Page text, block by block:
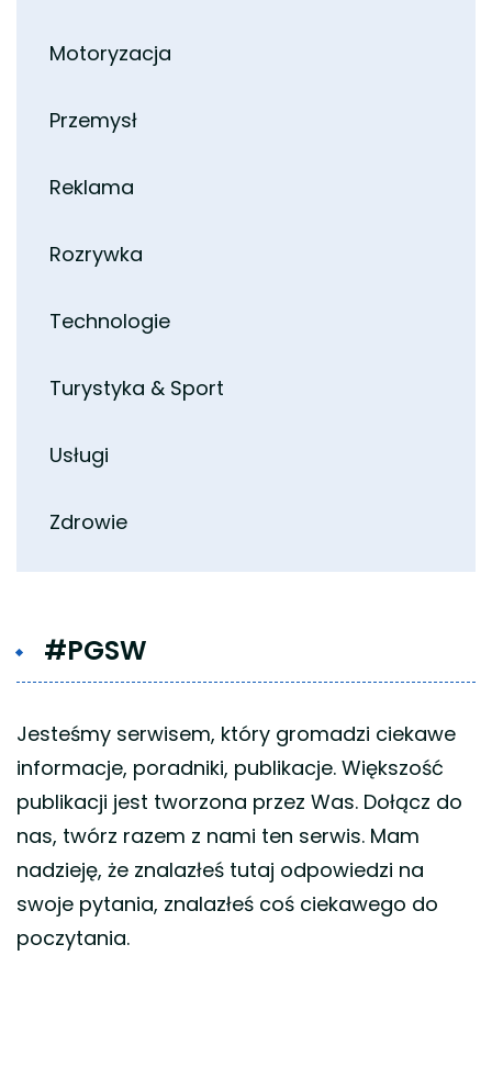
Motoryzacja
Przemysł
Reklama
Rozrywka
Technologie
Turystyka & Sport
Usługi
Zdrowie
#PGSW
Jesteśmy serwisem, który gromadzi ciekawe
informacje, poradniki, publikacje. Większość
publikacji jest tworzona przez Was. Dołącz do
nas, twórz razem z nami ten serwis. Mam
nadzieję, że znalazłeś tutaj odpowiedzi na
swoje pytania, znalazłeś coś ciekawego do
poczytania.